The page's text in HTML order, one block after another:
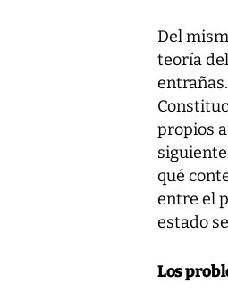
Del
teoría
propios
qué
entre el
estado
Los